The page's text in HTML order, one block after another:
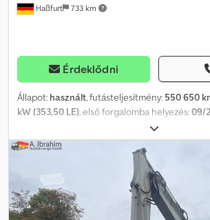
Haßfurt 733 km
Érdeklődni
Állapot: használt, futásteljesítmény: 550 650
kW (353,50 LE) , első forgalomba helyezés:09/
, ülések száma:
kibocsátási osztály:Euro 5, fékek:retarder,
légkondicionálás, állófűtés, * Belső számunk:
* S 412 UL * ZF automata váltó (kapcsolható: 1/
teljesítményű motor, 260 kW / EURO 5 Dedev
Retarder * Klímaberendezés * Állófűtés * 42
ülés + vezetőülés – összesen: 45 ülés * 28